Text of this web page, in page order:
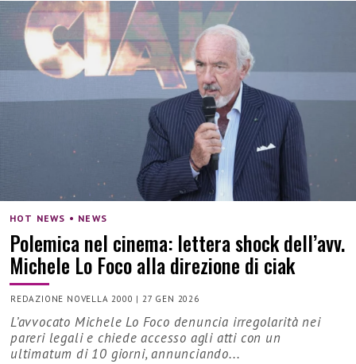
HOT NEWS • NEWS
Polemica nel cinema: lettera shock dell’avv.
Michele Lo Foco alla direzione di ciak
REDAZIONE NOVELLA 2000 | 27 GEN 2026
L’avvocato Michele Lo Foco denuncia irregolarità nei
pareri legali e chiede accesso agli atti con un
ultimatum di 10 giorni, annunciando...